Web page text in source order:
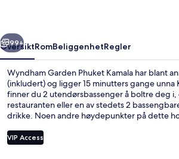
Neste
99+
OversiktRomBeliggenhetRegler
Wyndham Garden Phuket Kamala har blant
(inkludert) og ligger 15 minutters gange unna
finner du 2 utendørsbassenger å boltre deg
restauranten eller en av stedets 2
drikke. Noen andre høydepunkter på dette
VIP Access